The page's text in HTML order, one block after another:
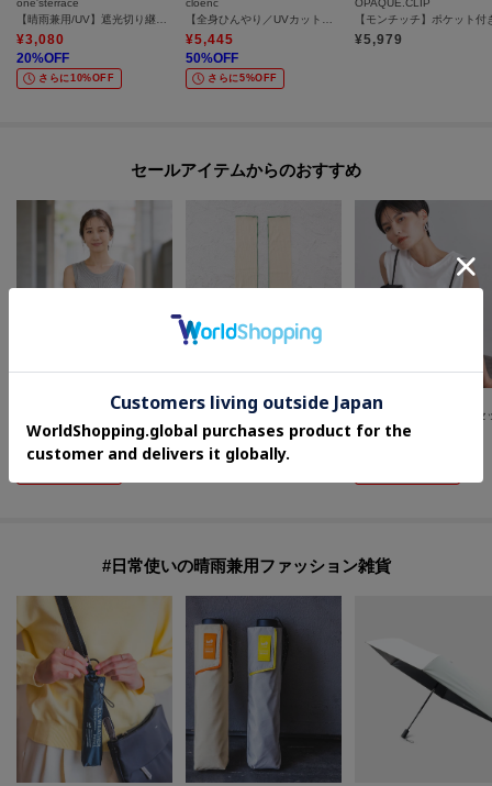
one'sterrace
¥3,080
20%OFF
さらに10%OFF
cloenc
¥5,445
50%OFF
さらに5%OFF
OPAQUE.CLIP
¥5,979
セールアイテムからのおすすめ
OFF PRICE STORE(Women)
2,640
60%OFF
one'sterrace
【ひんやり/UV】Wpc. UVカット接触冷感アームカバー
¥1,540
30%OFF
OPAQUE.CLIP
¥3,960
#日常使いの晴雨兼用ファッション雑貨